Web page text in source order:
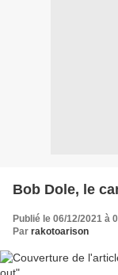
Bob Dole, le
Publié le 06/12/2021 à
Par rakotoarison